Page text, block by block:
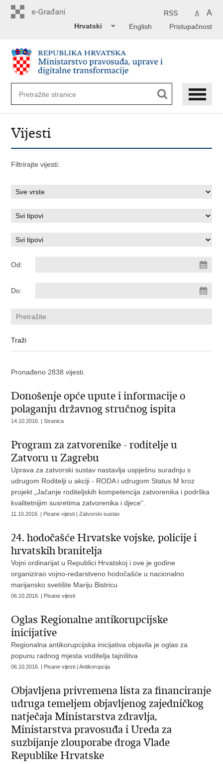
A A
RSS
Pristupačnost
English
Hrvatski
Vijesti
Filtrirajte vijesti:
Od:
Do:
Pronađeno 2838 vijesti.
Donošenje opće upute i informacije o
polaganju državnog stručnog ispita
14.10.2016. | Stranica
Program za zatvorenike - roditelje u
Zatvoru u Zagrebu
Uprava za zatvorski sustav nastavlja uspješnu suradnju s
udrugom Roditelji u akciji - RODA i udrugom Status M kroz
projekt „Jačanje roditeljskih kompetencija zatvorenika i podrška
kvalitetnijim susretima zatvorenika i djece“.
11.10.2016. | Pisane vijesti | Zatvorski sustav
24. hodočašće Hrvatske vojske, policije i
hrvatskih branitelja
Vojni ordinarijat u Republici Hrvatskoj i ove je godine
organizirao vojno-redarstveno hodočašće u nacionalno
marijansko svetište Mariju Bistricu
06.10.2016. | Pisane vijesti
Oglas Regionalne antikorupcijske
inicijative
Regionalna antikorupcijska inicijativa objavila je oglas za
popunu radnog mjesta voditelja tajništva
06.10.2016. | Pisane vijesti | Antikorupcija
Objavljena privremena lista za financiranje
udruga temeljem objavljenog zajedničkog
natječaja Ministarstva zdravlja,
Ministarstva pravosuđa i Ureda za
suzbijanje zlouporabe droga Vlade
Republike Hrvatske